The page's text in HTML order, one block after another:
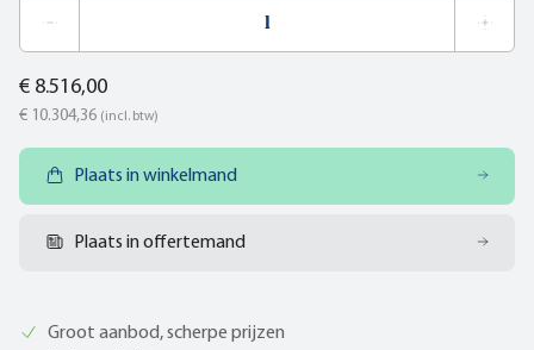
€ 8.516,00
€ 10.304,36 (incl. btw)
Plaats in winkelmand
Plaats in offertemand
Groot aanbod, scherpe prijzen